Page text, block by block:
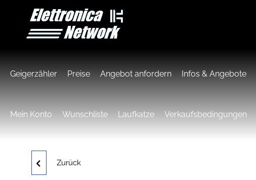
Geigerzähler Preise Angebot anfordern Infos & Angebote
Mein Konto Wunschliste Laufkatze Verkaufsbedingungen
GEIGERZÄHLER
Zurück